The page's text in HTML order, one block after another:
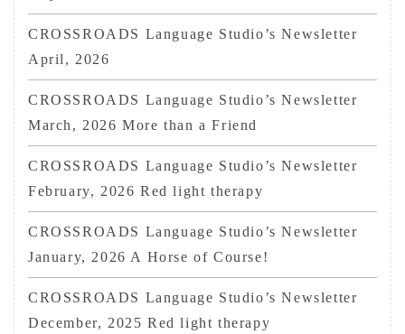
CROSSROADS Language Studio’s Newsletter
April, 2026
CROSSROADS Language Studio’s Newsletter
March, 2026 More than a Friend
CROSSROADS Language Studio’s Newsletter
February, 2026 Red light therapy
CROSSROADS Language Studio’s Newsletter
January, 2026 A Horse of Course!
CROSSROADS Language Studio’s Newsletter
December, 2025 Red light therapy